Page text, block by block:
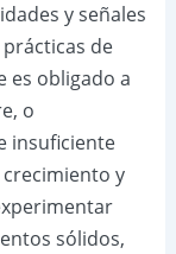
y señales
de
es obligado a
o
insuficiente
y
sólidos,